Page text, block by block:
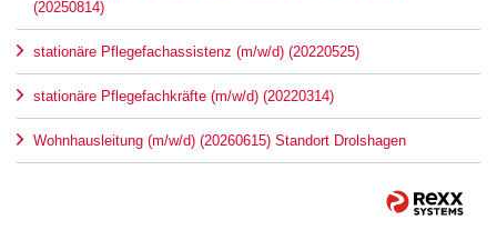
(20250814)
stationäre Pflegefachassistenz (m/w/d) (20220525)
stationäre Pflegefachkräfte (m/w/d) (20220314)
Wohnhausleitung (m/w/d) (20260615) Standort Drolshagen